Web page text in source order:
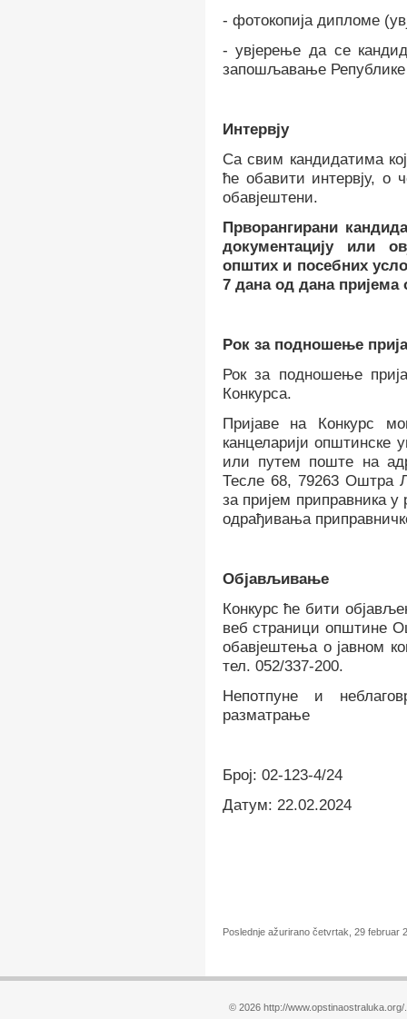
- фотокопија дипломе
- увјерење да се
запошљавање Републике
Интервју
Са свим кандидатима
ће обавити интервју, о
обавјештени.
Прворангирани
документацију или
општих и посебних
7 дана од дана пријема
Рок за подношење
Рок за подношење
Конкурса.
Пријаве на Конкурс
канцеларији општинске
или путем поште на
Тесле 68, 79263 Оштра
за пријем приправника
одрађивања
Објављивање
Конкурс ће бити
веб страници општине
обавјештења о јавном
тел. 052/337-200.
Непотпуне и
разматрање
Број: 02-123-4/24
Датум: 22.02.2024
Poslednje ažurirano četvrtak, 29 februar
© 2026 http://